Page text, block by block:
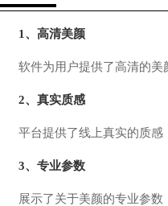
1、高清美颜
软件为用户提供了高清的美
2、真实质感
平台提供了线上真实的质感
3、专业参数
展示了关于美颜的专业参数